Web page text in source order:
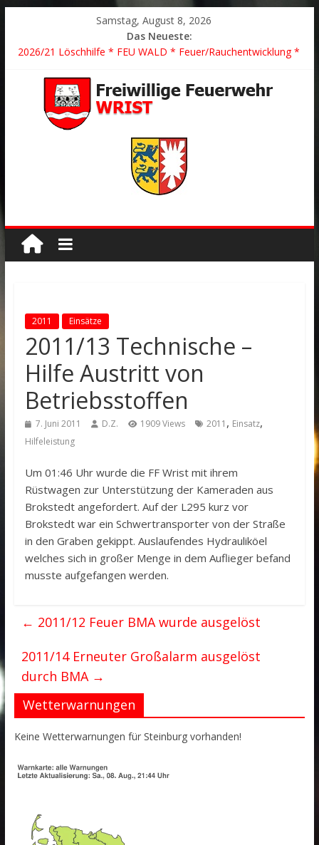
Samstag, August 8, 2026
Das Neueste:
2026/21 Löschhilfe * FEU WALD * Feuer/Rauchentwicklung *
2026/24 * TH G Y * PKW überschlagen *
2026/23 TH K Y * Person in festsitzendem Aufzug *
2026/22 TH Y * VU * 1 Person klemmt * Hingstheide
Der schönste Einsatz des Jahres 2026
2011 Einsätze
2011/13 Technische –
Hilfe Austritt von
Betriebsstoffen
7. Juni 2011 D.Z. 1909 Views 2011 , Einsatz,
Hilfeleistung
Um 01:46 Uhr wurde die FF Wrist mit ihrem
Rüstwagen zur Unterstützung der Kameraden aus
Brokstedt angefordert. Auf der L295 kurz vor
Brokstedt war ein Schwertransporter von der Straße
in den Graben gekippt. Auslaufendes Hydrauliköel
welches sich in großer Menge in dem Auflieger befand
musste aufgefangen werden.
← 2011/12 Feuer BMA wurde ausgelöst
2011/14 Erneuter Großalarm ausgelöst
durch BMA →
Wetterwarnungen
Keine Wetterwarnungen für Steinburg vorhanden!